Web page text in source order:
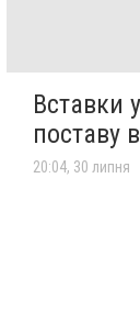
Вставки
поставу
20:04, 30 липня